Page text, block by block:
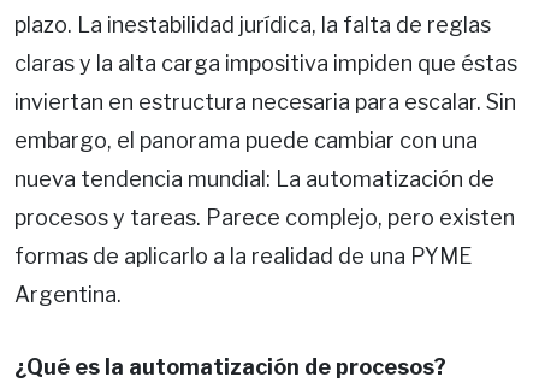
plazo. La inestabilidad jurídica, la falta de reglas
claras y la alta carga impositiva impiden que éstas
inviertan en estructura necesaria para escalar. Sin
embargo, el panorama puede cambiar con una
nueva tendencia mundial: La automatización de
procesos y tareas. Parece complejo, pero existen
formas de aplicarlo a la realidad de una PYME
Argentina.
¿Qué es la automatización de procesos?